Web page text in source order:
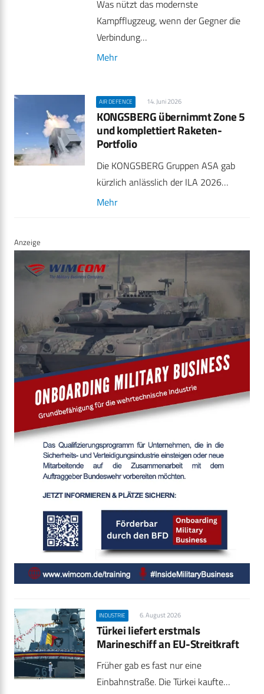
Was nützt das modernste
Kampfflugzeug, wenn der Gegner die
Verbindung…
Mehr
AIR DEFENCE 14. Juni 2026
KONGSBERG übernimmt Zone 5
und komplettiert Raketen-
Portfolio
Die KONGSBERG Gruppen ASA gab
kürzlich anlässlich der ILA 2026…
Mehr
Anzeige
INDUSTRIE 6. August 2026
Türkei liefert erstmals
Marineschiff an EU-Streitkraft
Früher gab es fast nur eine
Einbahnstraße. Die Türkei kaufte…